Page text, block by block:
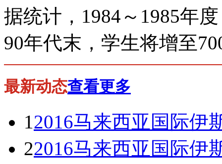
据统计， 1984 ～ 1985年
90年代末，学生将增至
最新动态查看更多
12016马来西亚国际伊
22016马来西亚国际伊